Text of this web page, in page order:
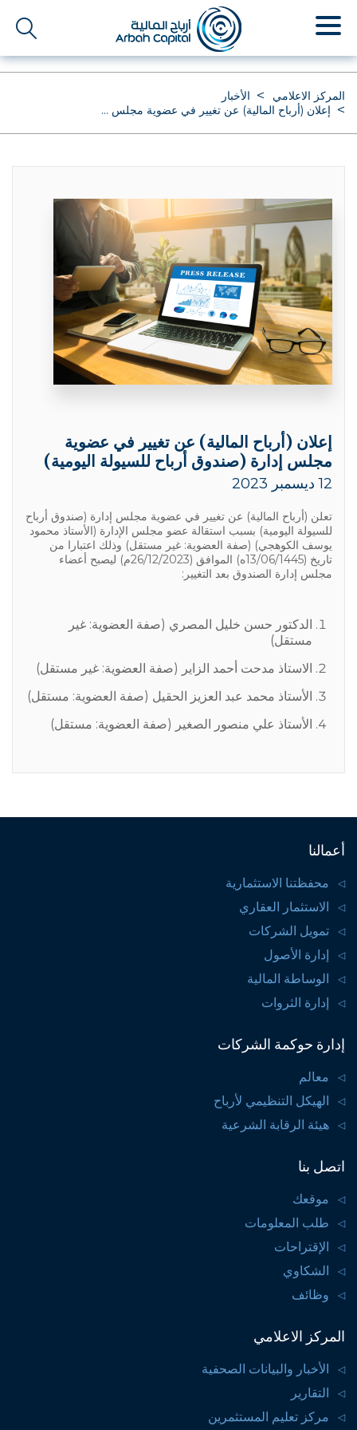
إلى
المحتوى
الرئيسي
المركز الاعلامي
الأخبار
إعلان (أرباح المالية) عن تغيير في عضوية مجلس ...
إعلان (أرباح المالية) عن تغيير في عضوية
مجلس إدارة (صندوق أرباح للسيولة اليومية)
12 ديسمبر 2023
تعلن (أرباح المالية) عن تغيير في عضوية مجلس إدارة (صندوق أرباح
للسيولة اليومية) بسبب استقالة عضو مجلس الإدارة (الأستاذ محمود
يوسف الكوهجي) (صفة العضوية: غير مستقل) وذلك اعتبارا من
تاريخ (13/06/1445ه) الموافق (26/12/2023م) ليصبح أعضاء
مجلس إدارة الصندوق بعد التغيير:
الدكتور حسن خليل المصري (صفة العضوية: غير
مستقل)
الاستاذ مدحت أحمد الزاير (صفة العضوية: غير مستقل)
الأستاذ محمد عبد العزيز الحقيل (صفة العضوية: مستقل)
الأستاذ علي منصور الصغير (صفة العضوية: مستقل)
أعمالنا
محفظتنا الاستثمارية
الاستثمار العقاري
تمويل الشركات
إدارة الأصول
الوساطة المالية
إدارة الثروات
إدارة حوكمة الشركات
معالم
الهيكل التنظيمي لأرباح
هيئة الرقابة الشرعية
اتصل بنا
موقعك
طلب المعلومات
الإقتراحات
الشكاوي
وظائف
المركز الاعلامي
الأخبار والبيانات الصحفية
التقارير
مركز تعليم المستثمرين